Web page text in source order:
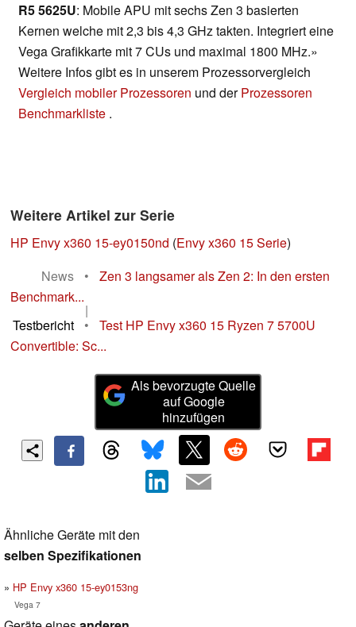
R5 5625U: Mobile APU mit sechs Zen 3 basierten
Kernen welche mit 2,3 bis 4,3 GHz takten. Integriert eine
Vega Grafikkarte mit 7 CUs und maximal 1800 MHz.»
Weitere Infos gibt es in unserem Prozessorvergleich
Vergleich mobiler Prozessoren und derProzessoren
Benchmarkliste .
Weitere Artikel zur Serie
HP Envy x360 15-ey0150nd (Envy x360 15 Serie)
News
•
Zen 3 langsamer als Zen 2: In den ersten
Benchmark...
|
Testbericht
•
Test HP Envy x360 15 Ryzen 7 5700U
Convertible: Sc...
Als bevorzugte Quelle
auf Google
hinzufügen
Ähnliche Geräte mit den
selben Spezifikationen
HP Envy x360 15-ey0153ng
Vega 7